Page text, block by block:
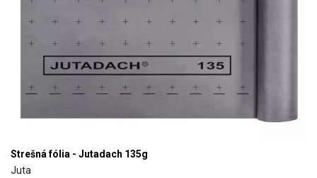
Strešná fólia - Jutadach 135g
Juta